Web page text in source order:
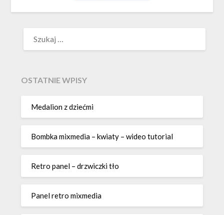
OSTATNIE WPISY
Medalion z dziećmi
Bombka mixmedia – kwiaty – wideo tutorial
Retro panel – drzwiczki tło
Panel retro mixmedia